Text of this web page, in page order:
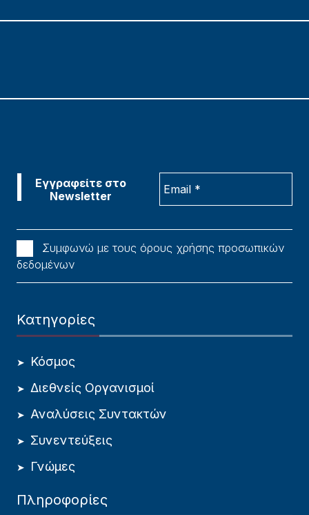
Συμφωνώ με τους όρους χρήσης προσωπικών
δεδομένων
Κατηγορίες
Κόσμος
Διεθνείς Οργανισμοί
Αναλύσεις Συντακτών
Συνεντεύξεις
Γνώμες
Πληροφορίες